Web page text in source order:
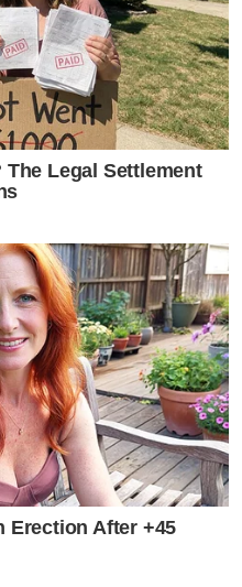
The Legal Settlement
Erection After +45